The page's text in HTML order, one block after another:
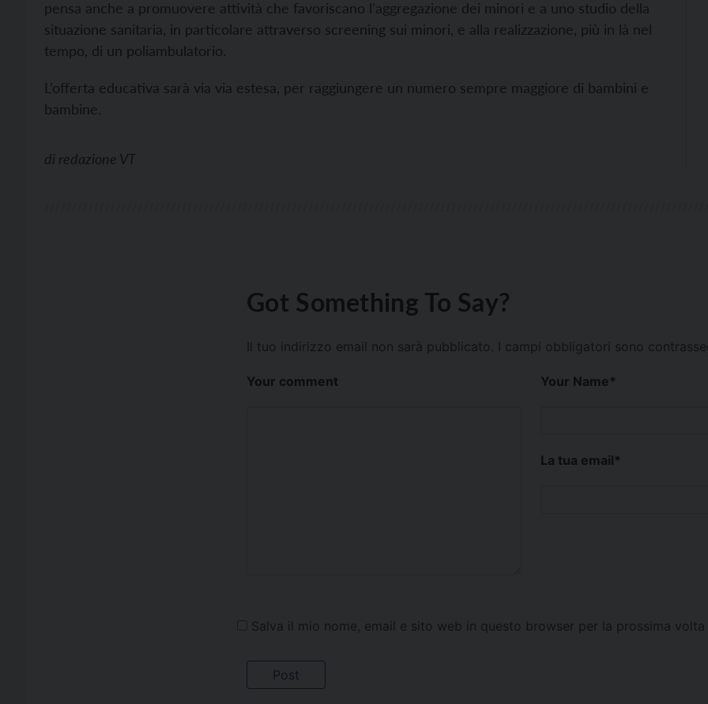
pensa anche a promuovere attività che favoriscano l’aggregazione dei minori e a uno studio della
situazione sanitaria, in particolare attraverso screening sui minori, e alla realizzazione, più in là nel
tempo, di un poliambulatorio.
L’offerta educativa sarà via via estesa, per raggiungere un numero sempre maggiore di bambini e
bambine.
di redazione VT
Got Something To Say?
Il tuo indirizzo email non sarà pubblicato. I campi obbligatori sono
Your comment Your Name*
La tua email*
Salva il mio nome, email e sito web in questo browser per la prossima